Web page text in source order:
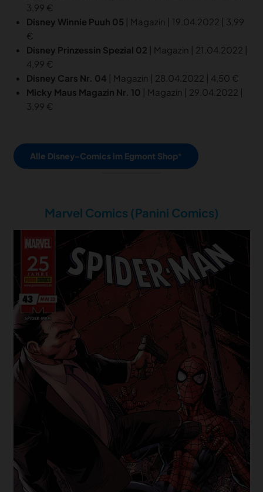
3,99 €
Disney Winnie Puuh 05 | Magazin | 19.04.2022 | 3,99
€
Disney Prinzessin Spezial 02 | Magazin | 21.04.2022 |
4,99 €
Disney Cars Nr. 04 | Magazin | 28.04.2022 | 4,50 €
Micky Maus Magazin Nr. 10
| Magazin | 29.04.2022 |
3,99 €
Alle Disney-Comics im Egmont Shop
Marvel Comics (Panini Comics)